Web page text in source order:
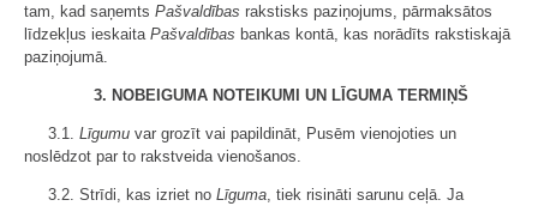
tam, kad saņemts Pašvaldības rakstisks paziņojums, pārmaksātos
līdzekļus ieskaita Pašvaldības bankas kontā, kas norādīts rakstiskajā
paziņojumā.
3. NOBEIGUMA NOTEIKUMI UN LĪGUMA TERMIŅŠ
3.1. Līgumu var grozīt vai papildināt, Pusēm vienojoties un
noslēdzot par to rakstveida vienošanos.
3.2. Strīdi, kas izriet no Līguma, tiek risināti sarunu ceļā. Ja